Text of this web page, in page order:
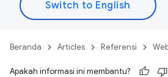
Beranda Articles Referensi
Apakah informasi ini membantu?